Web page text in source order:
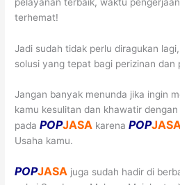
terhemat!
Jadi sudah tidak perlu diragukan
solusi yang tepat bagi perizinan dan
Jangan banyak menunda jika ingin
kamu kesulitan dan khawatir
padaPOPJASA karenaPOPJASA
Usaha kamu.
POPJASA juga sudah hadir di